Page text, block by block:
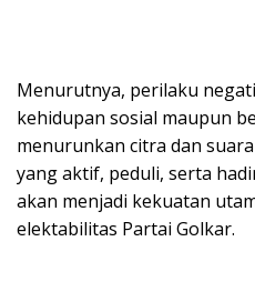
Menurutnya, perilaku
kehidupan sosial maupun
menurunkan citra dan
yang aktif, peduli, serta
akan menjadi kekuatan
elektabilitas Partai Golkar.